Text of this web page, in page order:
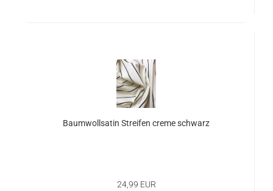
Baumwollsatin Streifen creme schwarz
24,99 EUR